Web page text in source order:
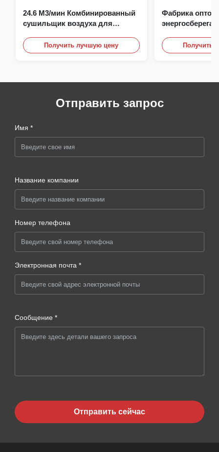
24.6 М3/мин Комбинированный
сушильщик воздуха для
росы -50 градусов
Получить лучшую цену
Фабрика
компрессора
2,5nm3/Min
Получить
Отправить запрос
Имя *
Название компании
Номер телефона
Электронная почта *
Сообщение *
Отправить сейчас